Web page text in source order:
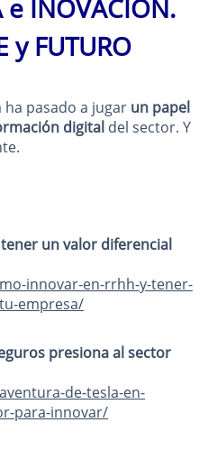
e INOVACIÓN.
y FUTURO
pasado a jugar un papel
digital del sector. Y
un valor diferencial
innovar-en-rrhh-y-tener-
empresa/
presiona al sector
de-tesla-en-
para-innovar/